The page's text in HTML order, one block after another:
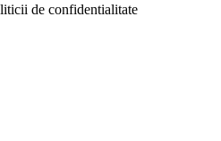
de confidentialitate